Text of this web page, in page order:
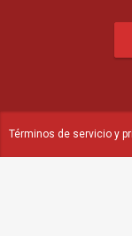
Términos de servicio y